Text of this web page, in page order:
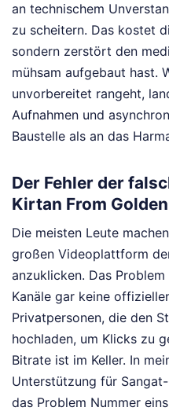
an technischem
zu scheitern. Das kostet
sondern zerstört den
mühsam aufgebaut hast.
unvorbereitet rangeht,
Aufnahmen und
Baustelle als an das
Der Fehler der
Kirtan From
Die meisten Leute
großen Videoplattform
anzuklicken. Das
Kanäle gar keine
Privatpersonen, die den
hochladen, um Klicks zu
Bitrate ist im Keller. In
Unterstützung für
das Problem Nummer